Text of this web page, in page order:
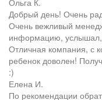
Ольга К.
Добрый день! Очень
Очень вежливый
информацию, услышал,
Отличная компания, с
ребенок доволен!
:)
Елена И.
По рекомендации